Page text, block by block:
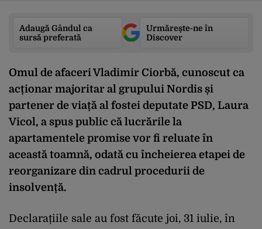
Adaugă Gândul ca
sursă preferată
Urmărește-ne în
Discover
Omul de afaceriVladimir Ciorbă, cunoscut ca
acționar majoritar al grupului Nordis și
partener de viață al fostei deputate PSD, Laura
Vicol, a spus public că lucrările la
apartamentele promise vor fi reluate în
această toamnă, odată cu încheierea etapei de
reorganizare din cadrul procedurii de
insolvență.
Declarațiile sale au fost făcute joi, 31 iulie, în